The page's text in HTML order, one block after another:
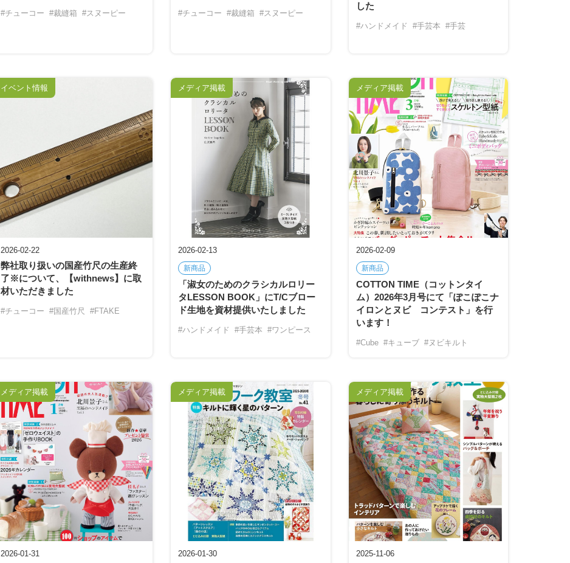
#チューコー #裁縫箱 #スヌーピー #チューコー #裁縫箱 #スヌーピー
した
#ハンドメイド #手芸本 #手芸
2026-02-22
弊社取り扱いの国産竹尺の生産終
了※について、【withnews】に取
材いただきました
#チューコー #国産竹尺 #FTAKE
イベント情報
2026-02-13
新商品
「淑女のためのクラシカルロリー
タLESSON BOOK」にT/Cブロー
ド生地を資材提供いたしました
#ハンドメイド #手芸本 #ワンピース
メディア掲載
2026-02-09
新商品
COTTON TIME（コットンタイ
ム）2026年3月号にて「ぽこぽこナ
イロンとヌビ コンテスト」を行
います！
#Cube #キューブ #ヌビキルト
メディア掲載
2026-01-31
メディア掲載
2026-01-30
メディア掲載
2025-11-06
メディア掲載